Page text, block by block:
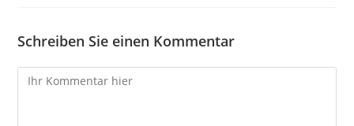
Schreiben Sie einen Kommentar
Kommentare